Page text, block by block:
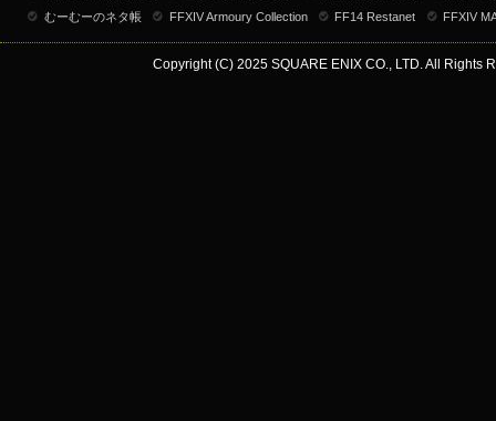
むーむーのネタ帳
FFXIV Armoury Collection FF14 Restanet FFXIV
Copyright (C) 2025 SQUARE ENIX CO., LTD. All Rights